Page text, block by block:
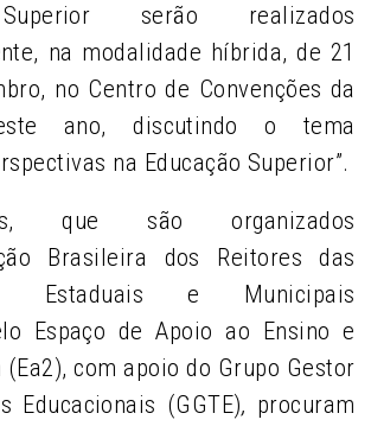
serão realizados
na modalidade híbrida, de 21
no Centro de Convenções da
ano, discutindo o tema
na Educação Superior”.
que são organizados
Brasileira dos Reitores das
Estaduais e Municipais
Espaço de Apoio ao Ensino e
com apoio do Grupo Gestor
Educacionais (GGTE), procuram